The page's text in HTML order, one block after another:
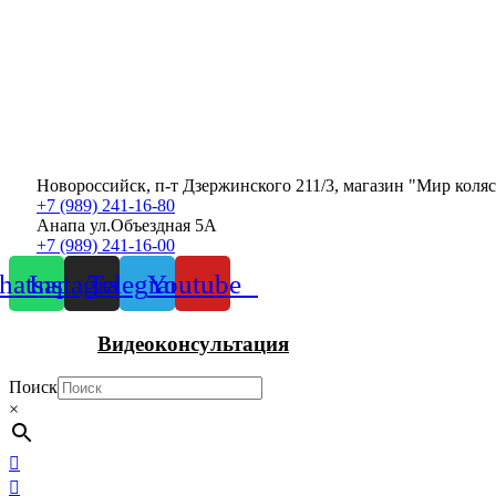
Новороссийск, п-т Дзержинского 211/3, магазин "Мир
+7 (989) 241-16-80
Анапа ул.Объездная 5А
+7 (989) 241-16-00
InstagramTelegramYoutube
Видеоконсультация
Поиск
×